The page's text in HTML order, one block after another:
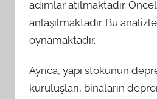
adımlar atılmaktadır.
anlaşılmaktadır. Bu
oynamaktadır.
Ayrıca, yapı stokunun
kuruluşları, binaların